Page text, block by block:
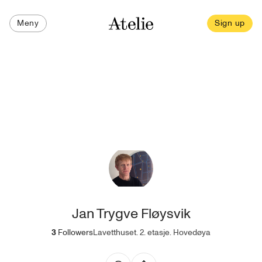
Meny Sign up
Jan Trygve Fløysvik
3 FollowersLavetthuset. 2. etasje. Hovedøya